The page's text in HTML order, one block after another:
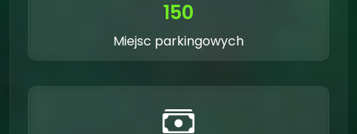
150
Miejsc parkingowych